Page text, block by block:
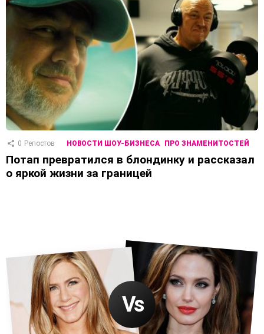
0 Репостов НОВОСТИ ШОУ-БИЗНЕСА ПРО ЗНАМЕНИТОСТЕЙ
Потап превратился в блондинку и рассказал
о яркой жизни за границей